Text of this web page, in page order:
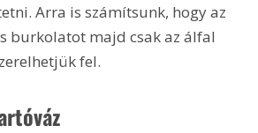
Arra is számítsunk, hogy az
burkolatot majd csak az álfal
fel.